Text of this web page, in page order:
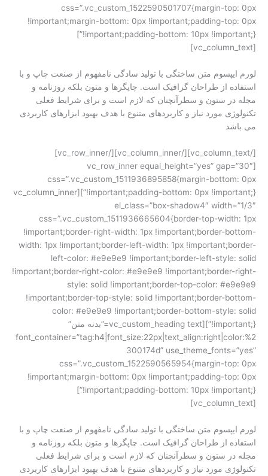
css=”.vc_custom_1522590501707{margin-top: 0px
!important;margin-bottom: 0px !important;padding-top: 0px
!important;padding-bottom: 10px !important;}”]
[vc_column_text]
لورم ایپسوم متن ساختگی با تولید سادگی نامفهوم از صنعت چاپ و با
استفاده از طراحان گرافیک است. چاپگرها و متون بلکه روزنامه و
مجله در ستون و سطرآنچنان که لازم است و برای شرایط فعلی
تکنولوژی مورد نیاز و کاربردهای متنوع با هدف بهبود ابزارهای کاربردی
می باشد
[/vc_column_text][/vc_column_inner][/vc_row_inner]
[vc_row_inner equal_height=”yes” gap=”30″
css=”.vc_custom_1511936895858{margin-bottom: 0px
!important;padding-bottom: 0px !important;}”][vc_column_inner
el_class=”box-shadow4″ width=”1/3″
css=”.vc_custom_1511936665604{border-top-width: 1px
!important;border-right-width: 1px !important;border-bottom-
width: 1px !important;border-left-width: 1px !important;border-
left-color: #e9e9e9 !important;border-left-style: solid
!important;border-right-color: #e9e9e9 !important;border-right-
style: solid !important;border-top-color: #e9e9e9
!important;border-top-style: solid !important;border-bottom-
color: #e9e9e9 !important;border-bottom-style: solid
!important;}”][vc_custom_heading text=”بدنه متن”
font_container=”tag:h4|font_size:22px|text_align:right|color:%2
300174d” use_theme_fonts=”yes”
css=”.vc_custom_1522590565954{margin-top: 0px
!important;margin-bottom: 0px !important;padding-top: 0px
!important;padding-bottom: 10px !important;}”]
[vc_column_text]
لورم ایپسوم متن ساختگی با تولید سادگی نامفهوم از صنعت چاپ و با
استفاده از طراحان گرافیک است. چاپگرها و متون بلکه روزنامه و
مجله در ستون و سطرآنچنان که لازم است و برای شرایط فعلی
تکنولوژی مورد نیاز و کاربردهای متنوع با هدف بهبود ابزارهای کاربردی